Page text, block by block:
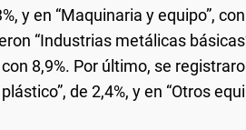
y en “Maquinaria y equipo”,
“Industrias metálicas
con 8,9%. Por último, se
de 2,4%, y en “Otros